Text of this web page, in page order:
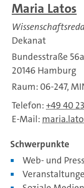
Maria Latos
Dekanat
Bundesstraße 56a
20146 Hamburg
Raum: 06-247,
Telefon: +49 40
E-Mail:
Schwerpunkte
Web- und